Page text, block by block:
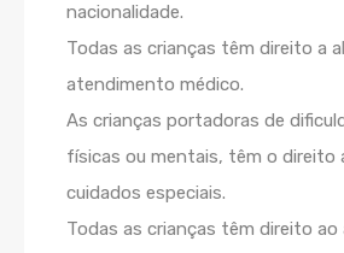
nacionalidade.
Todas as crianças têm direito a
atendimento médico.
As crianças portadoras de
físicas ou mentais, têm o direito
cuidados especiais.
Todas as crianças têm direito ao